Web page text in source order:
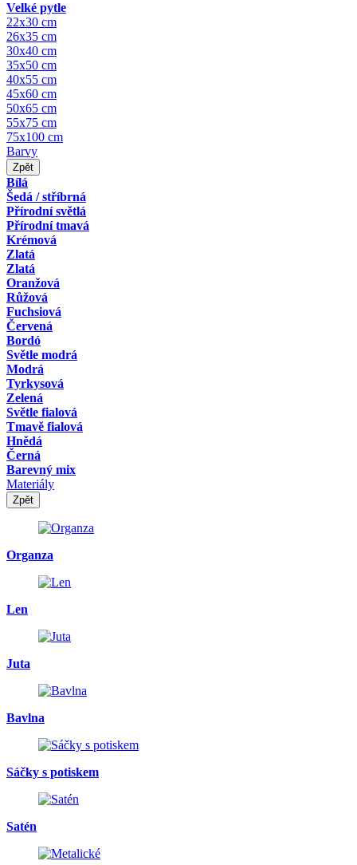
Velké pytle
22x30 cm
26x35 cm
30x40 cm
35x50 cm
40x55 cm
45x60 cm
50x65 cm
55x75 cm
75x100 cm
Barvy
Zpět
Bílá
Šedá / stříbrná
Přírodní světlá
Přírodní tmavá
Krémová
Zlatá
Zlatá
Oranžová
Růžová
Fuchsiová
Červená
Bordó
Světle modrá
Modrá
Tyrkysová
Zelená
Světle fialová
Tmavě fialová
Hnědá
Černá
Barevný mix
Materiály
Zpět
Organza
Len
Juta
Bavlna
Sáčky s potiskem
Satén